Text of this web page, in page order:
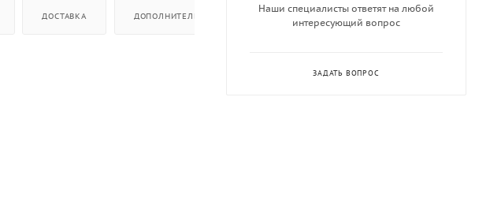
ДОСТАВКА ДОПОЛНИТЕЛЬНО
Наши специалисты ответят на любой
интересующий вопрос
ЗАДАТЬ ВОПРОС